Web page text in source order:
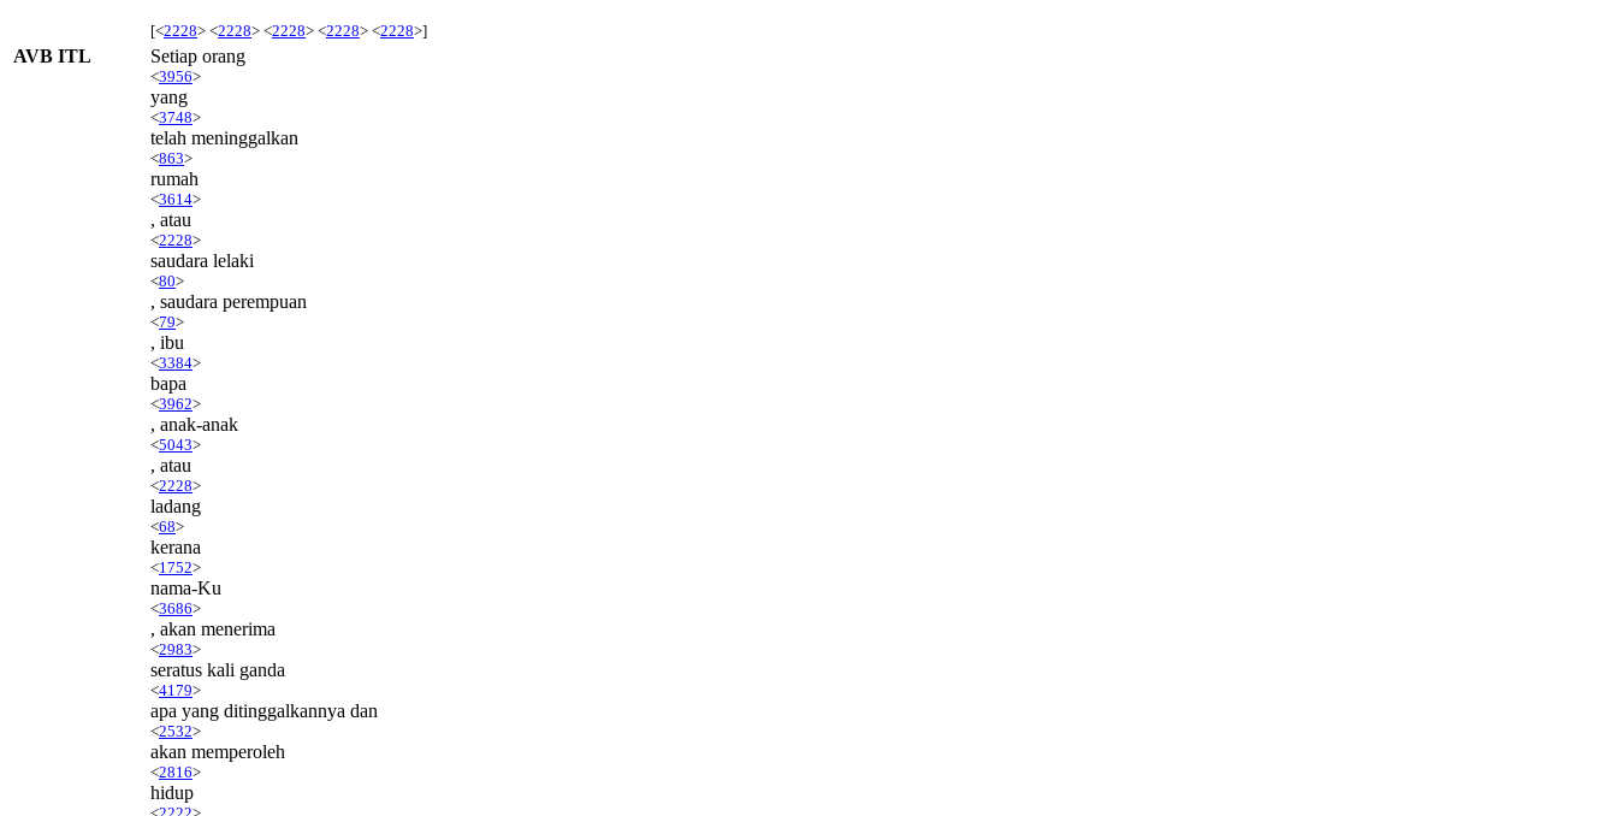
[<2228> <2228> <2228> <2228> <2228>]
AVB ITL Setiap orang
<3956>
yang
<3748>
telah meninggalkan
<863>
rumah
<3614>
, atau
<2228>
saudara lelaki
<80>
, saudara perempuan
<79>
, ibu
<3384>
bapa
<3962>
, anak-anak
<5043>
, atau
<2228>
ladang
<68>
kerana
<1752>
nama-Ku
<3686>
, akan menerima
<2983>
seratus kali ganda
<4179>
apa yang ditinggalkannya dan
<2532>
akan memperoleh
<2816>
hidup